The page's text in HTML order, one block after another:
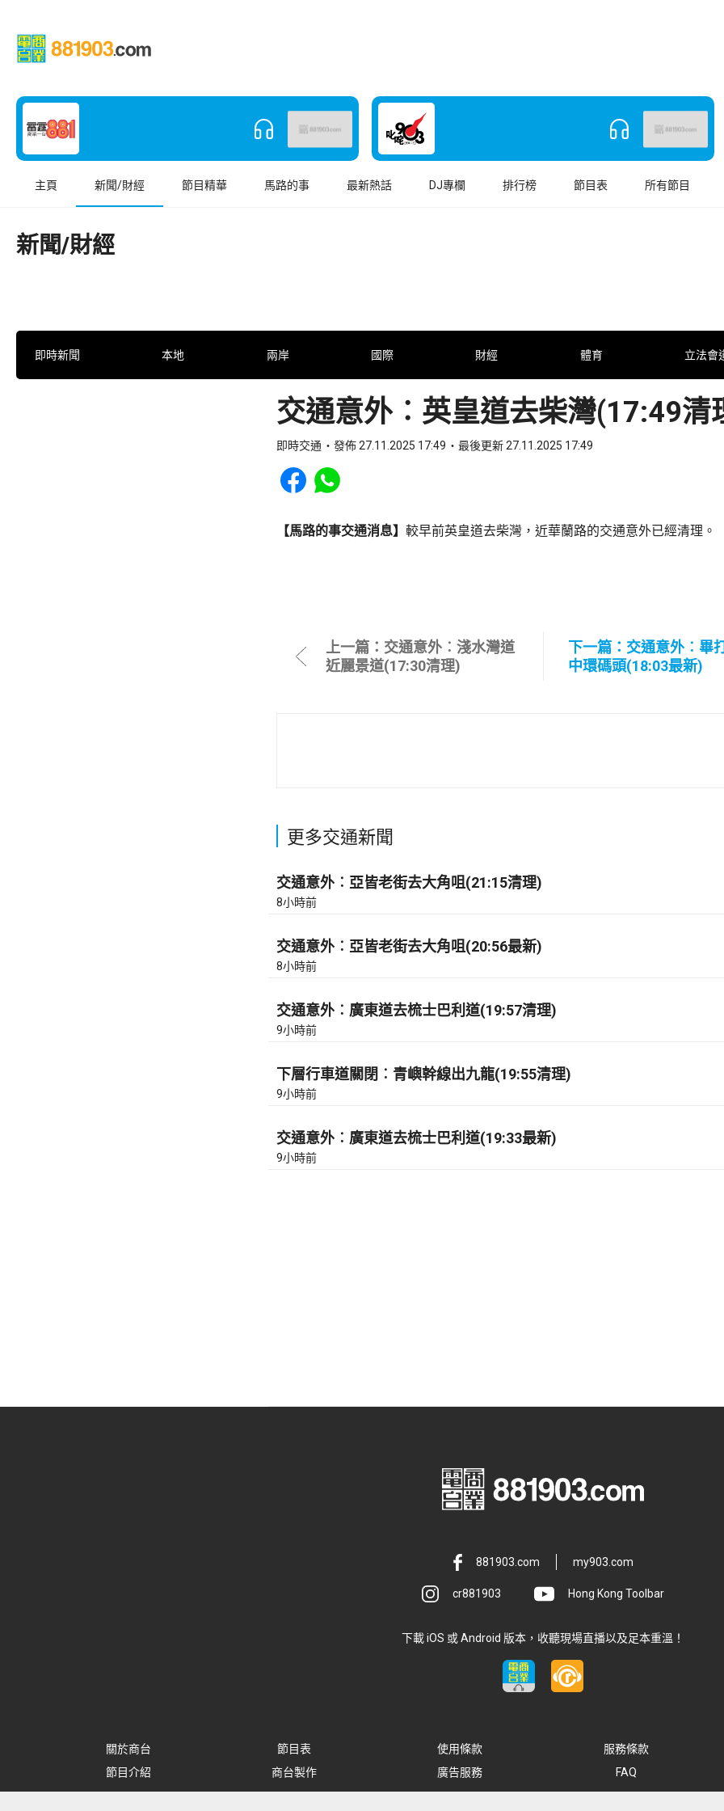
主頁 新聞/財經 節目精華 馬路的事 最新熱話 DJ專欄 排行榜 節目表 所有節目
新聞/財經
即時新聞 本地 兩岸 國際 財經 體育 立法會
交通意外︰英皇道去柴灣(17:49清
即時交通 發佈 27.11.2025 17:49 最後更新 27.11.2025 17:49
Share to Facebook
Share to WhatsApp
【馬路的事交通消息】 較早前英皇道去柴灣，近華蘭路的交通意外已經清理。
上一篇：交通意外︰淺水灣道
近麗景道(17:30清理)
下一篇：交通意外︰畢
中環碼頭(18:03最新)
更多交通新聞
交通意外︰亞皆老街去大角咀(21:15清理)
8小時前
交通意外︰亞皆老街去大角咀(20:56最新)
8小時前
交通意外︰廣東道去梳士巴利道(19:57清理)
9小時前
下層行車道關閉︰青嶼幹線出九龍(19:55清理)
9小時前
交通意外︰廣東道去梳士巴利道(19:33最新)
9小時前
881903.com my903.com
cr881903 Hong Kong Toolbar
下載 iOS 或 Android 版本，收聽現場直播以及足本重溫！
關於商台 節目表 使用條款 服務條款
節目介紹
商台製作 廣告服務 FAQ